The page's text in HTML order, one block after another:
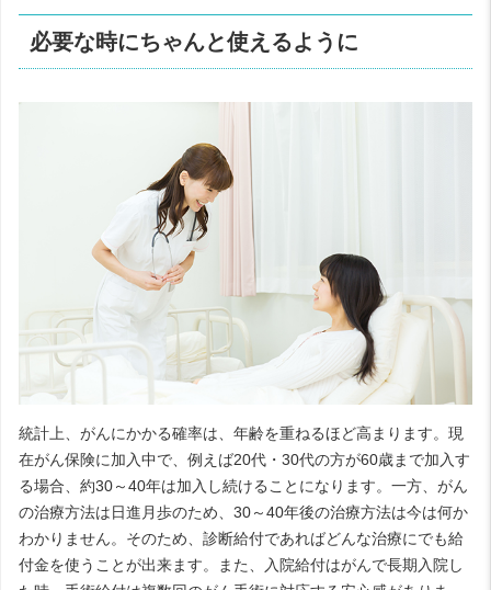
必要な時にちゃんと使えるように
統計上、がんにかかる確率は、年齢を重ねるほど高まります。現
在がん保険に加入中で、例えば20代・30代の方が60歳まで加入す
る場合、約30～40年は加入し続けることになります。一方、がん
の治療方法は日進月歩のため、30～40年後の治療方法は今は何か
わかりません。そのため、診断給付であればどんな治療にでも給
付金を使うことが出来ます。また、入院給付はがんで長期入院し